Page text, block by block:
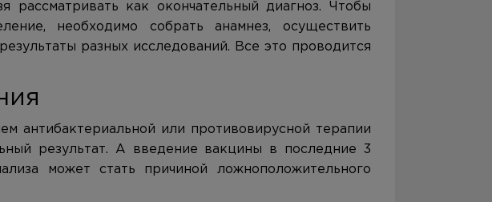
рассматривать как окончательный диагноз. Чтобы
необходимо собрать анамнез, осуществить
разных исследований. Все это проводится
антибактериальной или противовирусной терапии
результат. А введение вакцины в последние 3
может стать причиной ложноположительного